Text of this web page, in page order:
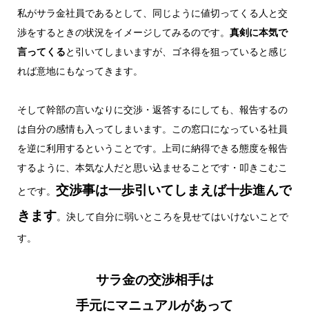
私がサラ金社員であるとして、同じように値切ってくる人と交
渉をするときの状況をイメージしてみるのです。 真剣に本気で
言ってくると引いてしまいますが、ゴネ得を狙っていると感じ
れば意地にもなってきます。
そして幹部の言いなりに交渉・返答するにしても、報告するの
は自分の感情も入ってしまいます。この窓口になっている社員
を逆に利用するということです。上司に納得できる態度を報告
するように、本気な人だと思い込ませることです・叩きこむこ
とです。 交渉事は一歩引いてしまえば十歩進んで
きます。決して自分に弱いところを見せてはいけないことで
す。
サラ金の交渉相手は
手元にマニュアルがあって